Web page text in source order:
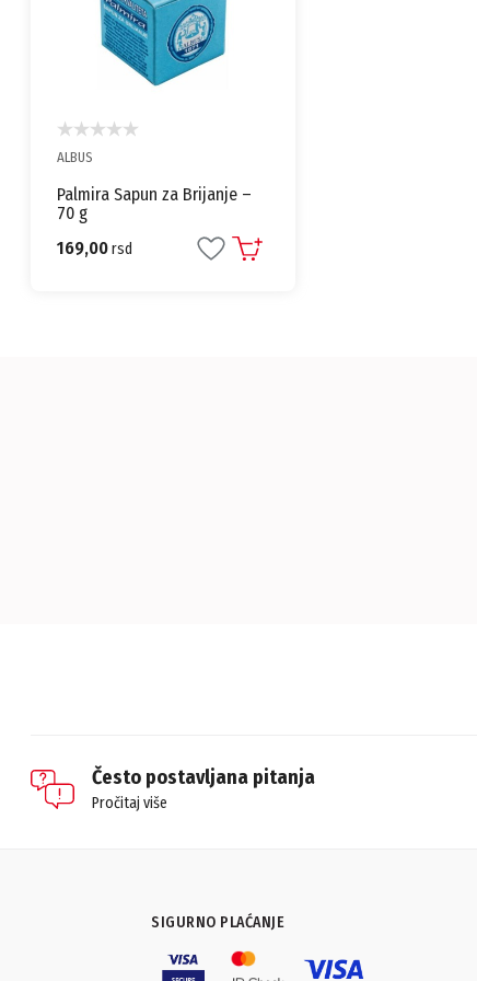
ALBUS
Palmira Sapun za Brijanje –
70 g
169,00rsd
Često postavljana pitanja
Pročitaj više
SIGURNO PLAĆANJE